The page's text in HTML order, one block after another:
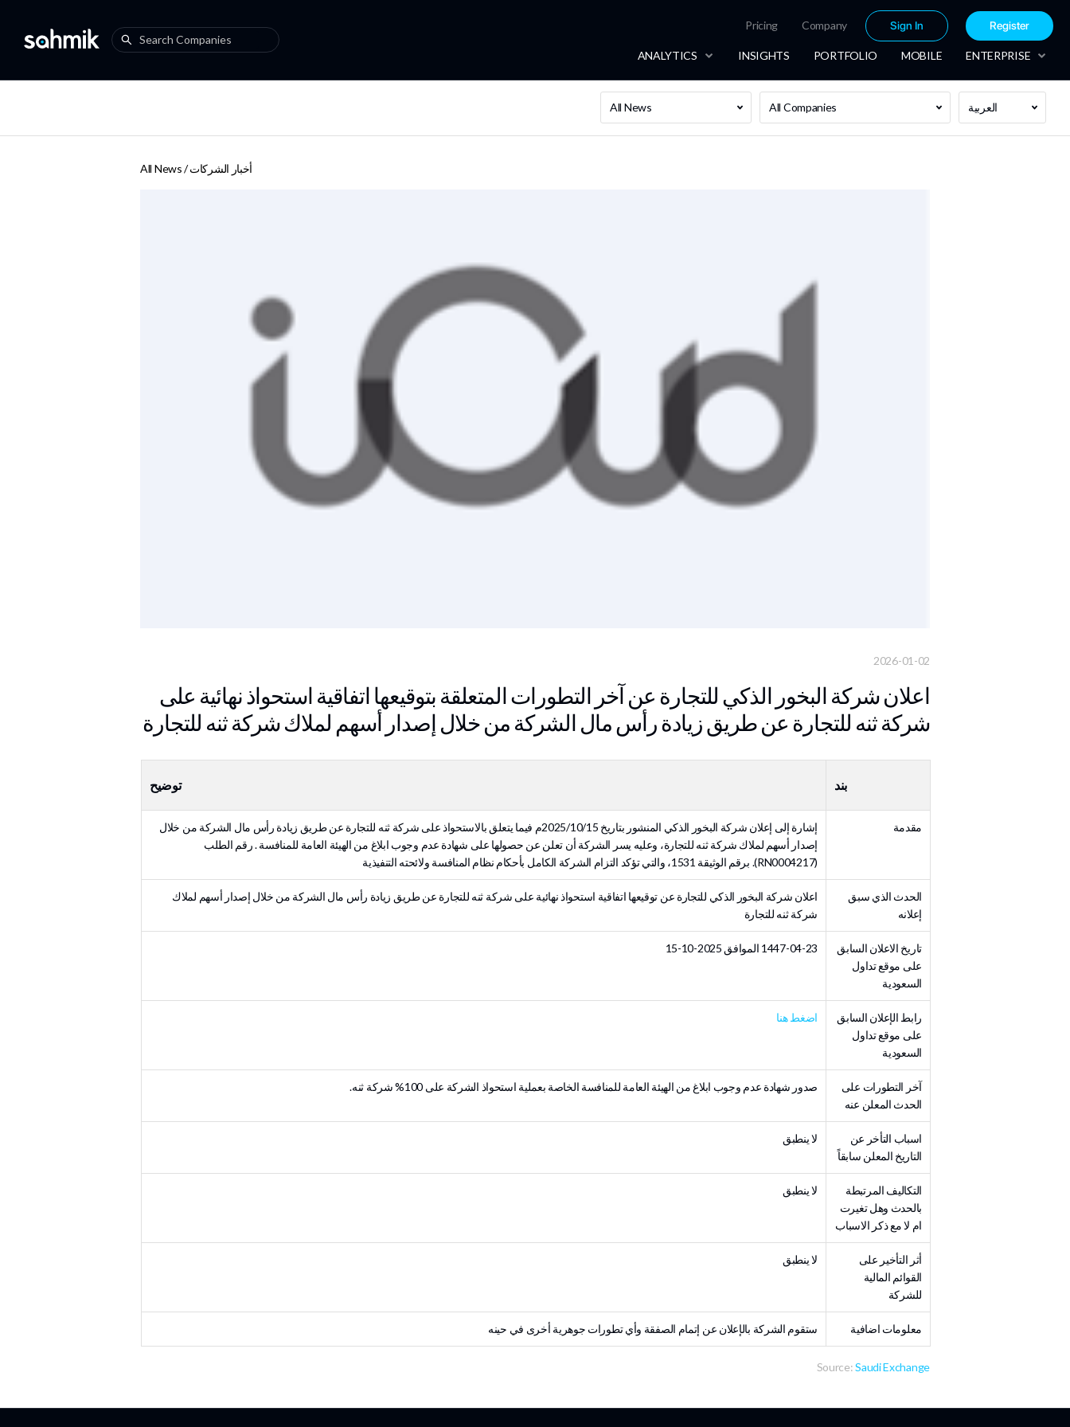
Pricing Company Sign In Register
ANALYTICS INSIGHTS PORTFOLIO MOBILE ENTERPRISE
All News All Companies العربية
All News /أخبار الشركات
2026-01-02
اعلان شركة البخور الذكي للتجارة عن آخر التطورات المتعلقة بتوقيعها اتفاقية استحواذ نهائية على
شركة ثنه للتجارة عن طريق زيادة رأس مال الشركة من خلال إصدار أسهم لملاك شركة ثنه للتجارة
بند توضيح
مقدمة
إشارة إلى إعلان شركة البخور الذكي المنشور بتاريخ 2025/10/15م فيما يتعلق بالاستحواذ على شركة ثنه للتجارة عن طريق زيادة رأس مال الشركة من خلال
إصدار أسهم لملاك شركة ثنه للتجارة، وعليه يسر الشركة أن تعلن عن حصولها على شهادة عدم وجوب ابلاغ من الهيئة العامة للمنافسة . رقم الطلب
(RN0004217). برقم الوثيقة 1531، والتي تؤكد التزام الشركة الكامل بأحكام نظام المنافسة ولائحته التنفيذية
الحدث الذي سبق
إعلانه
اعلان شركة البخور الذكي للتجارة عن توقيعها اتفاقية استحواذ نهائية على شركة ثنه للتجارة عن طريق زيادة رأس مال الشركة من خلال إصدار أسهم لملاك
شركة ثنه للتجارة
تاريخ الاعلان السابق
على موقع تداول
السعودية
1447-04-23 الموافق 2025-10-15
رابط الإعلان السابق
على موقع تداول
السعودية
اضغط هنا
آخر التطورات على
الحدث المعلن عنه
صدور شهادة عدم وجوب ابلاغ من الهيئة العامة للمنافسة الخاصة بعملية استحواذ الشركة على 100% شركة ثنه.
اسباب التأخر عن
التاريخ المعلن سابقاً
لا ينطبق
التكاليف المرتبطة
بالحدث وهل تغيرت
ام لا مع ذكر الاسباب
لا ينطبق
أثر التأخير على
القوائم المالية
للشركة
لا ينطبق
معلومات اضافية ستقوم الشركة بالإعلان عن إتمام الصفقة وأي تطورات جوهرية أخرى في حينه
Source:Saudi Exchange